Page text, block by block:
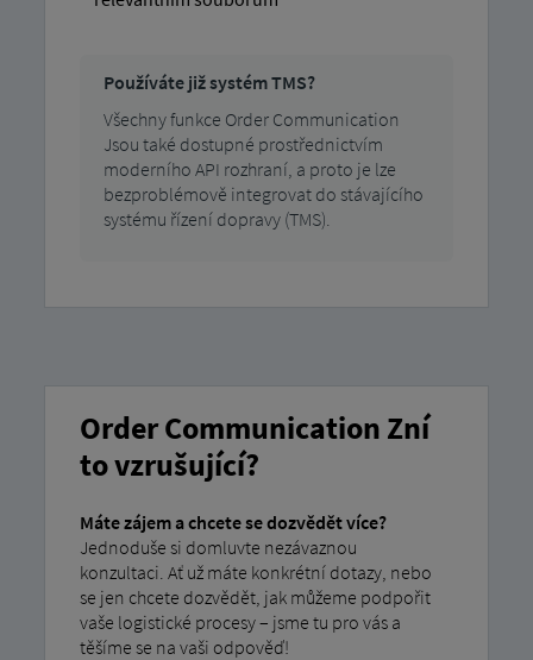
Používáte již systém TMS?
Všechny funkce Order Communication
Jsou také dostupné prostřednictvím
moderního API rozhraní, a proto je lze
bezproblémově integrovat do stávajícího
systému řízení dopravy (TMS).
Order Communication Zní
to vzrušující?
Máte zájem a chcete se dozvědět více?
Jednoduše si domluvte nezávaznou
konzultaci. Ať už máte konkrétní dotazy, nebo
se jen chcete dozvědět, jak můžeme podpořit
vaše logistické procesy – jsme tu pro vás a
těšíme se na vaši odpověď!